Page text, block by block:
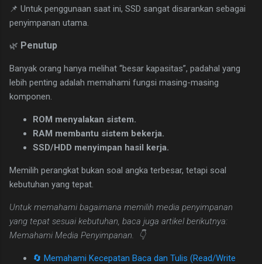
📌 Untuk penggunaan saat ini, SSD sangat disarankan sebagai
penyimpanan utama.
🌿 Penutup
Banyak orang hanya melihat “besar kapasitas”, padahal yang
lebih penting adalah memahami fungsi masing-masing
komponen.
ROM menyalakan sistem.
RAM membantu sistem bekerja.
SSD/HDD menyimpan hasil kerja.
Memilih perangkat bukan soal angka terbesar, tetapi soal
kebutuhan yang tepat.
Untuk memahami bagaimana memilih media penyimpanan
yang tepat sesuai kebutuhan, baca juga artikel berikutnya:
Memahami Media Penyimpanan. 👇
🔄 Memahami Kecepatan Baca dan Tulis (Read/Write